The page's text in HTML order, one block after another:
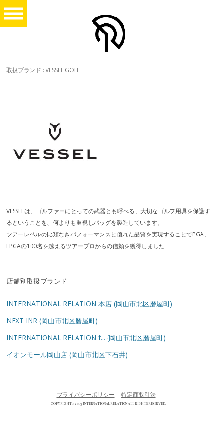
取扱ブランド : VESSEL GOLF
VESSELは、ゴルファーにとっての武器とも呼べる、大切なゴルフ用具を保護す
るということを、何よりも重視しバッグを製造しています。
ツアーレベルの比類なきパフォーマンスと優れた品質を実現することでPGA、
LPGAの100名を越えるツアープロからの信頼を獲得しました
店舗別取扱ブランド
INTERNATIONAL RELATION 本店(岡山市北区磨屋町)
NEXT INR(岡山市北区磨屋町)
INTERNATIONAL RELATION f...(岡山市北区磨屋町)
イオンモール岡山店(岡山市北区下石井)
プライバシーポリシー 特定商取引法
COPYRIGHT © 2013 INTERNATIONAL RELATION ALL RIGHTS RESERVED.